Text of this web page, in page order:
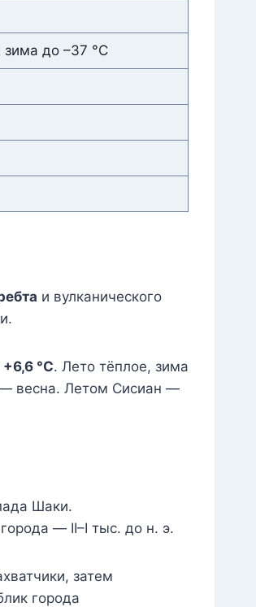
до –37 °C
и вулканического
+6,6 °C. Лето тёплое, зима
весна. Летом Сисиан —
Шаки.
— II–I тыс. до н. э.
затем
города